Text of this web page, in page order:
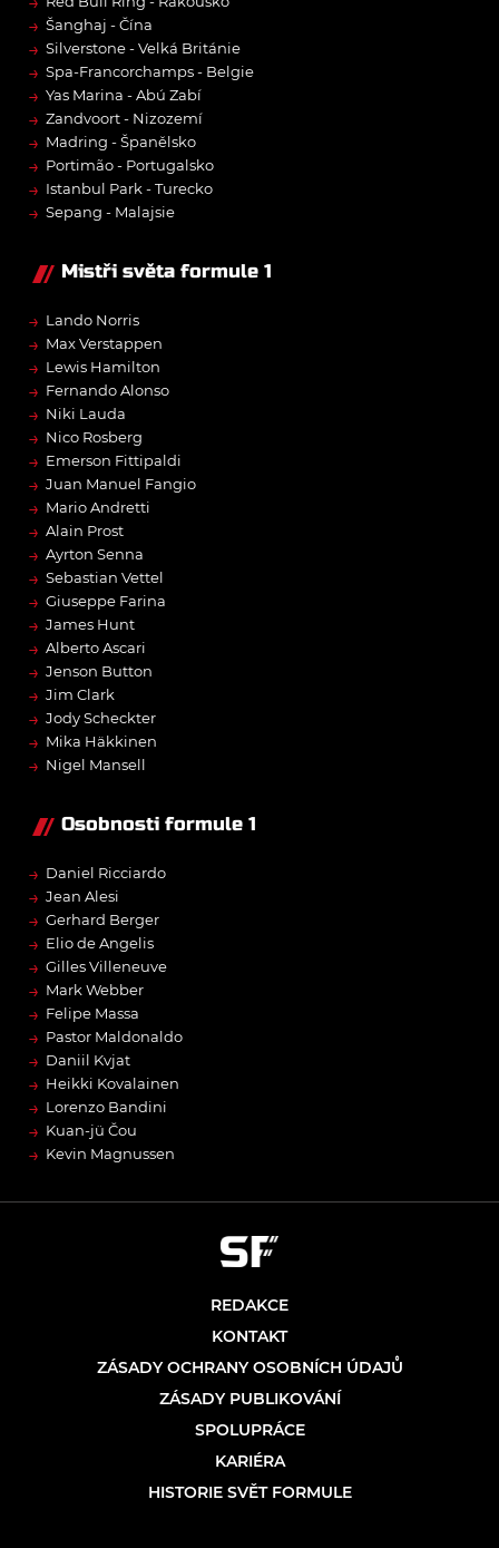
→ Šanghaj - Čína
→ Silverstone - Velká Británie
→ Spa-Francorchamps - Belgie
→ Yas Marina - Abú Zabí
→ Zandvoort - Nizozemí
→ Madring - Španělsko
→ Portimão - Portugalsko
→ Istanbul Park - Turecko
→ Sepang - Malajsie
Mistři světa formule 1
→ Lando Norris
→ Max Verstappen
→ Lewis Hamilton
→ Fernando Alonso
→ Niki Lauda
→ Nico Rosberg
→ Emerson Fittipaldi
→ Juan Manuel Fangio
→ Mario Andretti
→ Alain Prost
→ Ayrton Senna
→ Sebastian Vettel
→ Giuseppe Farina
→ James Hunt
→ Alberto Ascari
→ Jenson Button
→ Jim Clark
→ Jody Scheckter
→ Mika Häkkinen
→ Nigel Mansell
Osobnosti formule 1
→ Daniel Ricciardo
→ Jean Alesi
→ Gerhard Berger
→ Elio de Angelis
→ Gilles Villeneuve
→ Mark Webber
→ Felipe Massa
→ Pastor Maldonaldo
→ Daniil Kvjat
→ Heikki Kovalainen
→ Lorenzo Bandini
→ Kuan-jü Čou
→ Kevin Magnussen
REDAKCE
KONTAKT
ZÁSADY OCHRANY OSOBNÍCH ÚDAJŮ
ZÁSADY PUBLIKOVÁNÍ
SPOLUPRÁCE
KARIÉRA
HISTORIE SVĚT FORMULE